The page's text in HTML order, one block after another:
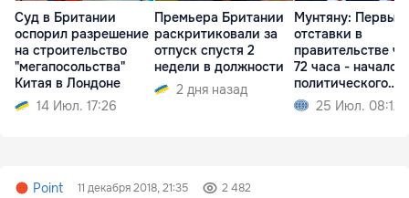
Суд в Британии
оспорил разрешение
на строительство
"мегапосольства"
Китая в Лондоне
14 Июл. 17:26
Премьера Британии
раскритиковали за
отпуск спустя 2
недели в должности
2 дня назад
Мунтяну: Первые
отставки в
правительстве
72 часа - начало
политического
кризиса
25 Июл. 08:12
Point 11 декабря 2018, 21:35 2 482